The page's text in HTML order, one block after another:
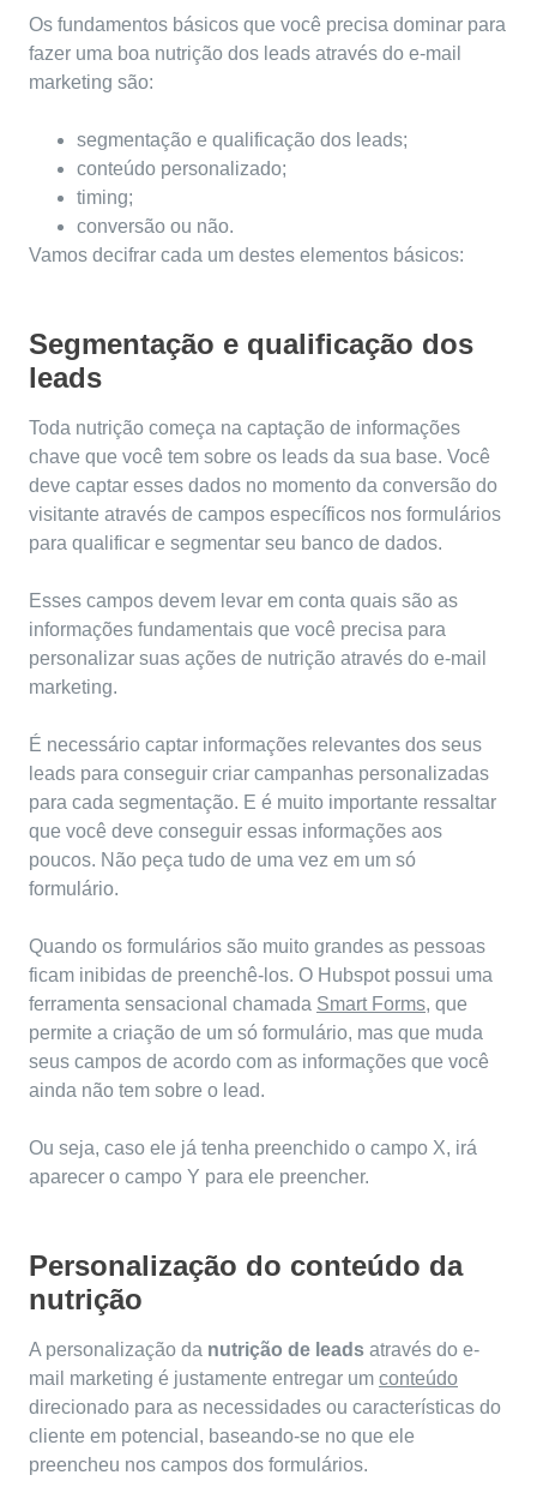
Os fundamentos básicos que você precisa dominar para
fazer uma boa nutrição dos leads através do e-mail
marketing são:
segmentação e qualificação dos leads;
conteúdo personalizado;
timing;
conversão ou não.
Vamos decifrar cada um destes elementos básicos:
Segmentação e qualificação dos
leads
Toda nutrição começa na captação de informações
chave que você tem sobre os leads da sua base. Você
deve captar esses dados no momento da conversão do
visitante através de campos específicos nos formulários
para qualificar e segmentar seu banco de dados.
Esses campos devem levar em conta quais são as
informações fundamentais que você precisa para
personalizar suas ações de nutrição através do e-mail
marketing.
É necessário captar informações relevantes dos seus
leads para conseguir criar campanhas personalizadas
para cada segmentação. E é muito importante ressaltar
que você deve conseguir essas informações aos
poucos. Não peça tudo de uma vez em um só
formulário.
Quando os formulários são muito grandes as pessoas
ficam inibidas de preenchê-los. O Hubspot possui uma
ferramenta sensacional chamada Smart Forms, que
permite a criação de um só formulário, mas que muda
seus campos de acordo com as informações que você
ainda não tem sobre o lead.
Ou seja, caso ele já tenha preenchido o campo X, irá
aparecer o campo Y para ele preencher.
Personalização do conteúdo da
nutrição
A personalização da nutrição de leads através do e-
mail marketing é justamente entregar um conteúdo
direcionado para as necessidades ou características do
cliente em potencial, baseando-se no que ele
preencheu nos campos dos formulários.